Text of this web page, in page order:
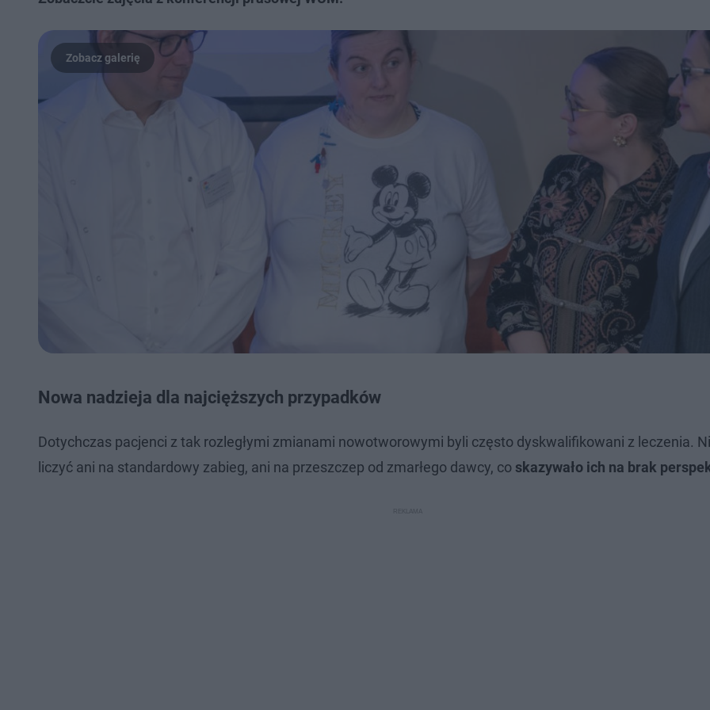
Nowa nadzieja dla najcięższych przypadków
Dotychczas pacjenci z tak rozległymi zmianami nowotworowymi byli często dyskwalifikowani z leczenia.
liczyć ani na standardowy zabieg, ani na przeszczep od zmarłego dawcy, co skazywało ich na brak